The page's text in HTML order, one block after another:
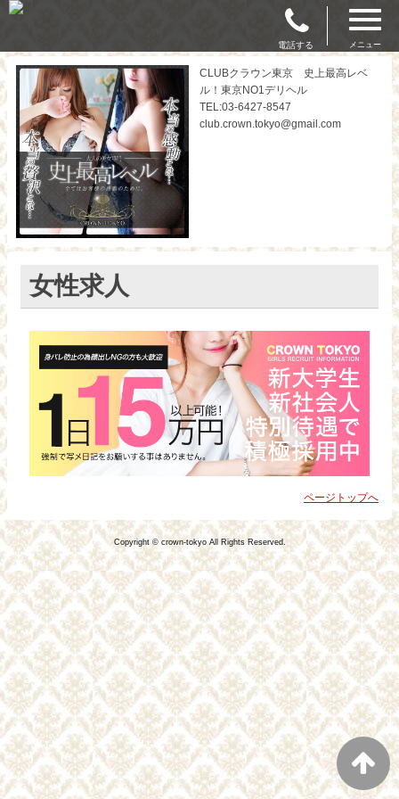
電話する メニュー
CLUBクラウン東京 史上最高レベ
ル！東京NO1デリヘル
TEL:03-6427-8547
club.crown.tokyo@gmail.com
女性求人
ページトップへ
Copyright © crown-tokyo All Rights Reserved.